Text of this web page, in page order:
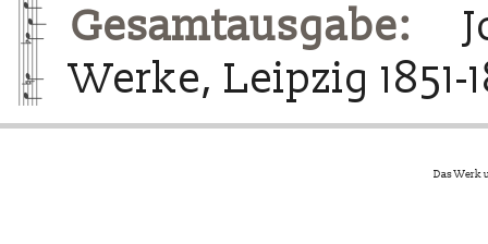
Gesamtausgabe:
Werke, Leipzig 1851-
Das Werk